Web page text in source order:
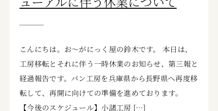
こんにちは。お〜がにっく屋の鈴木です。 本日は、
工房移転とそれに伴う一時休業のお知らせ、第三報と
経過報告です。パン工房を兵庫県から長野県へ再度移
転して、再開に向けての準備を進めております。
【今後のスケジュール】小諸工房 […]